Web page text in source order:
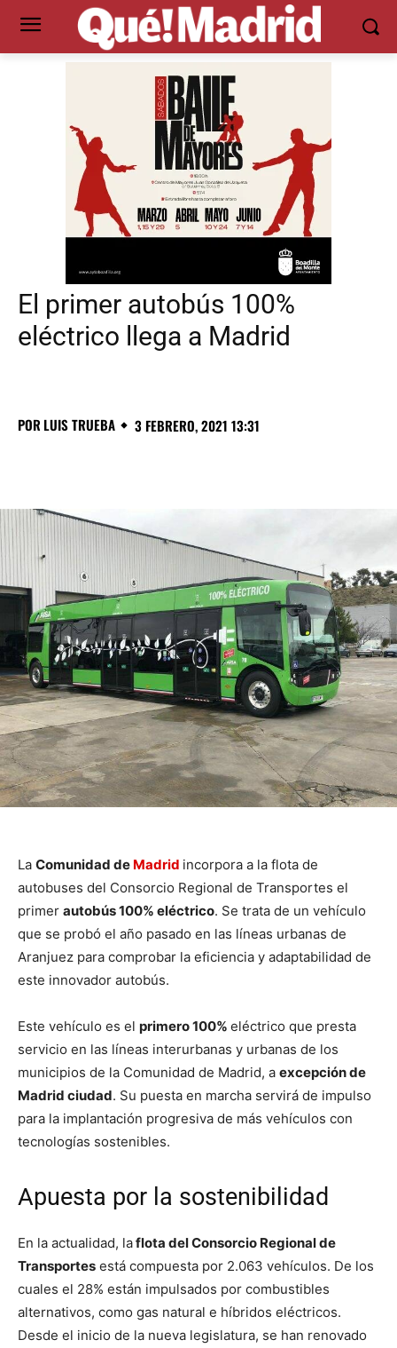
El primer autobús 100%
eléctrico llega a Madrid
POR LUIS TRUEBA 3 FEBRERO, 2021 13:31
La Comunidad de Madrid incorpora a la flota de
autobuses del Consorcio Regional de Transportes el
primer autobús 100% eléctrico. Se trata de un vehículo
que se probó el año pasado en las líneas urbanas de
Aranjuez para comprobar la eficiencia y adaptabilidad de
este innovador autobús.
Este vehículo es el primero 100% eléctrico que presta
servicio en las líneas interurbanas y urbanas de los
municipios de la Comunidad de Madrid, a excepción de
Madrid ciudad. Su puesta en marcha servirá de impulso
para la implantación progresiva de más vehículos con
tecnologías sostenibles.
Apuesta por la sostenibilidad
En la actualidad, laflota del Consorcio Regional de
Transportes está compuesta por 2.063 vehículos. De los
cuales el 28% están impulsados por combustibles
alternativos, como gas natural e híbridos eléctricos.
Desde el inicio de la nueva legislatura, se han renovado